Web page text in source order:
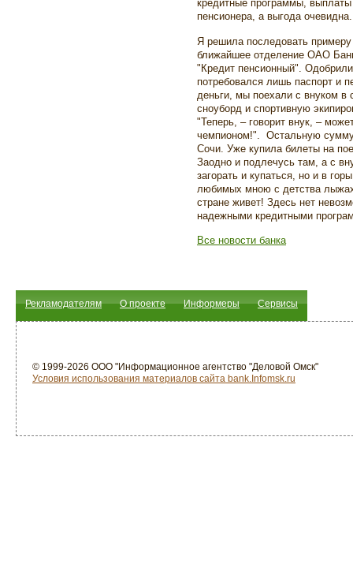
кредитные программы,
пенсионера, а выгода очевидна.
Я решила последовать
ближайшее отделение ОАО
"Кредит пенсионный".
потребовался лишь паспорт и
деньги, мы поехали с внуком в
сноуборд и спортивную
"Теперь, – говорит внук, –
чемпионом!". Остальную
Сочи. Уже купила билеты на
Заодно и подлечусь там, а с
загорать и купаться, но и в
любимых мною с детства
стране живет! Здесь нет
надежными кредитными
Все новости банка
Рекламодателям О проекте Информеры Сервисы
© 1999-2026 ООО "Информационное агентство "Деловой Омск"
Условия использования материалов сайта bank.Infomsk.ru